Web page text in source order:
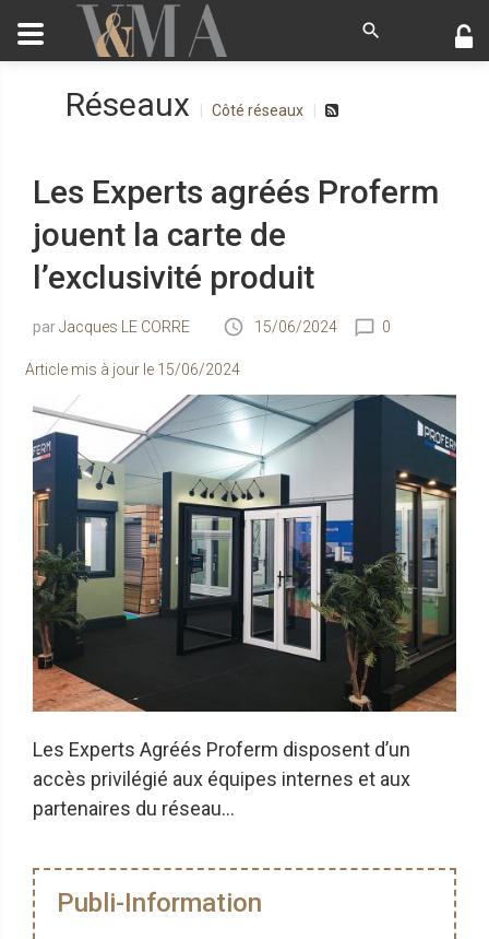
Réseaux Côté réseaux
Les Experts agréés Proferm
jouent la carte de
l’exclusivité produit
Jacques LE CORRE 15/06/2024 0
Article mis à jour le 15/06/2024
Les Experts Agréés Proferm disposent d’un
accès privilégié aux équipes internes et aux
partenaires du réseau...
Publi-Information